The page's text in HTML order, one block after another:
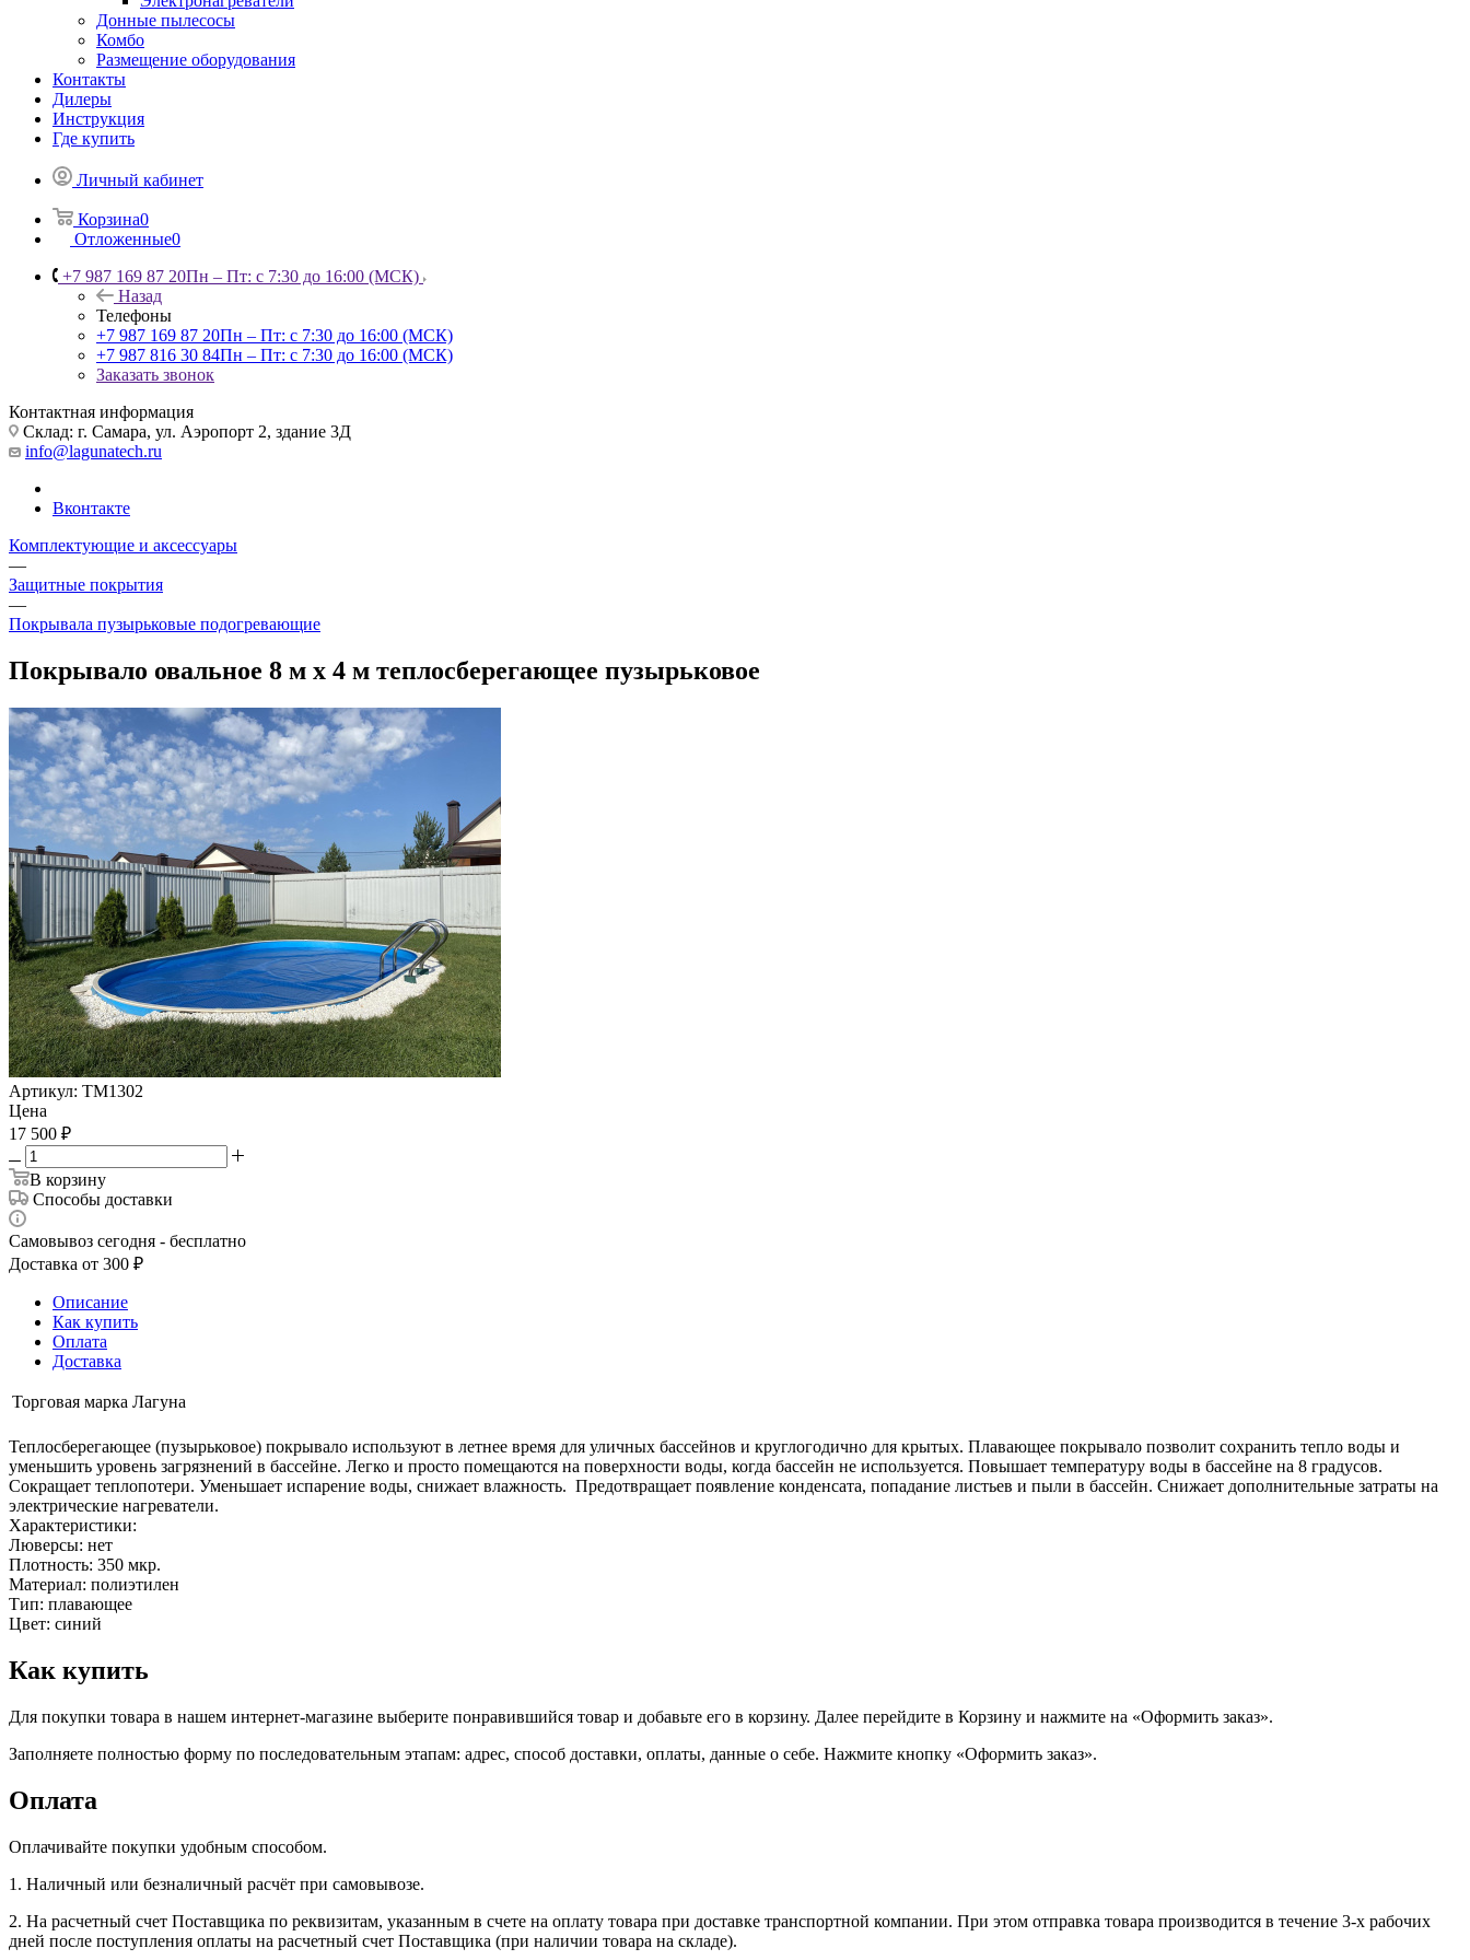
Донные пылесосы
Комбо
Размещение оборудования
Контакты
Дилеры
Инструкция
Где купить
Личный кабинет
Корзина0
Отложенные0
+7 987 169 87 20Пн – Пт: с 7:30 до 16:00 (МСК)
Назад
Телефоны
+7 987 169 87 20Пн – Пт: с 7:30 до 16:00 (МСК)
+7 987 816 30 84Пн – Пт: с 7:30 до 16:00 (МСК)
Заказать звонок
Контактная информация
Склад: г. Самара, ул. Аэропорт 2, здание 3Д
info@lagunatech.ru
Вконтакте
Комплектующие и аксессуары
—
Защитные покрытия
—
Покрывала пузырьковые подогревающие
Покрывало овальное 8 м х 4 м теплосберегающее пузырьковое
Артикул: ТМ1302
Цена
17 500 ₽
В корзину
Способы доставки
Самовывоз сегодня - бесплатно
Доставка от 300 ₽
Описание
Как купить
Оплата
Доставка
Торговая марка Лагуна
Теплосберегающее (пузырьковое) покрывало используют в летнее время для уличных бассейнов и круглогодично для крытых. Плавающее покрывало позволит сохранить тепло воды и
уменьшить уровень загрязнений в бассейне. Легко и просто помещаются на поверхности воды, когда бассейн не используется. Повышает температуру воды в бассейне на 8 градусов.
Сокращает теплопотери. Уменьшает испарение воды, снижает влажность. Предотвращает появление конденсата, попадание листьев и пыли в бассейн. Снижает дополнительные затраты на
электрические нагреватели.
Характеристики:
Люверсы: нет
Плотность: 350 мкр.
Материал: полиэтилен
Тип: плавающее
Цвет: синий
Как купить
Для покупки товара в нашем интернет-магазине выберите понравившийся товар и добавьте его в корзину. Далее перейдите в Корзину и нажмите на «Оформить заказ».
Заполняете полностью форму по последовательным этапам: адрес, способ доставки, оплаты, данные о себе. Нажмите кнопку «Оформить заказ».
Оплата
Оплачивайте покупки удобным способом.
1. Наличный или безналичный расчёт при самовывозе.
2. На расчетный счет Поставщика по реквизитам, указанным в счете на оплату товара при доставке транспортной компании. При этом отправка товара производится в течение 3-х рабочих
дней после поступления оплаты на расчетный счет Поставщика (при наличии товара на складе).